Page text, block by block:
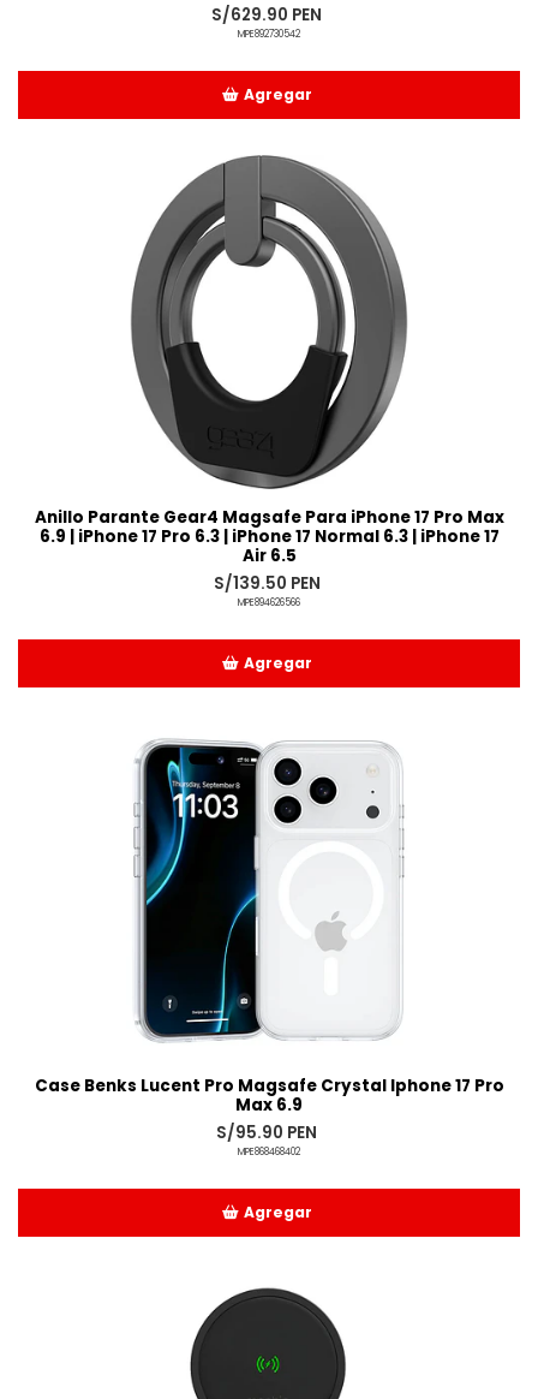
S/629.90 PEN
MPE892730542
Agregar
Anillo Parante Gear4 Magsafe Para iPhone 17 Pro Max
6.9 | iPhone 17 Pro 6.3 | iPhone 17 Normal 6.3 | iPhone 17
Air 6.5
S/139.50 PEN
MPE894626566
Agregar
Case Benks Lucent Pro Magsafe Crystal Iphone 17 Pro
Max 6.9
S/95.90 PEN
MPE868468402
Agregar